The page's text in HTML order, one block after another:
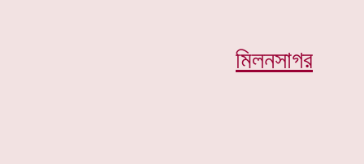
মিলনসাগর